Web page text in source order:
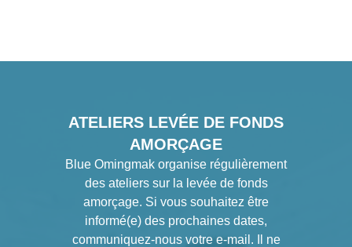
ATELIERS LEVÉE DE FONDS
AMORÇAGE
Blue Omingmak organise régulièrement
des ateliers sur la levée de fonds
amorçage. Si vous souhaitez être
informé(e) des prochaines dates,
communiquez-nous votre e-mail. Il ne